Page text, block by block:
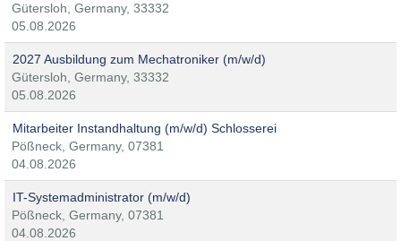
Gütersloh, Germany, 33332
05.08.2026
2027 Ausbildung zum Mechatroniker (m/w/d)
Gütersloh, Germany, 33332
05.08.2026
Mitarbeiter Instandhaltung (m/w/d) Schlosserei
Pößneck, Germany, 07381
04.08.2026
IT-Systemadministrator (m/w/d)
Pößneck, Germany, 07381
04.08.2026